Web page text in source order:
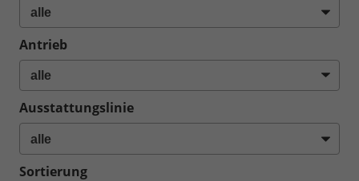
Antrieb
Ausstattungslinie
Sortierung